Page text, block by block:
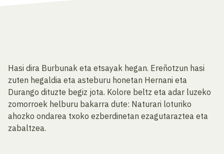
Hasi dira Burbunak eta etsayak hegan. Ereñotzun hasi
zuten hegaldia eta asteburu honetan Hernani eta
Durango dituzte begiz jota. Kolore beltz eta adar luzeko
zomorroek helburu bakarra dute: Naturari loturiko
ahozko ondarea txoko ezberdinetan ezagutaraztea eta
zabaltzea.